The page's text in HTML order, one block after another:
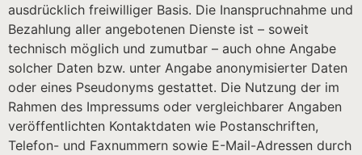
ausdrücklich freiwilliger Basis. Die Inanspruchnahme und
Bezahlung aller angebotenen Dienste ist – soweit
technisch möglich und zumutbar – auch ohne Angabe
solcher Daten bzw. unter Angabe anonymisierter Daten
oder eines Pseudonyms gestattet. Die Nutzung der im
Rahmen des Impressums oder vergleichbarer Angaben
veröffentlichten Kontaktdaten wie Postanschriften,
Telefon- und Faxnummern sowie E-Mail-Adressen durch